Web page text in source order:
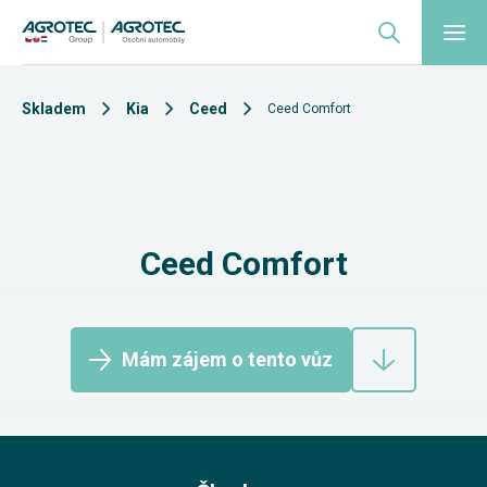
Skladem Kia Ceed Ceed Comfort
Ceed Comfort
Mám zájem o tento vůz